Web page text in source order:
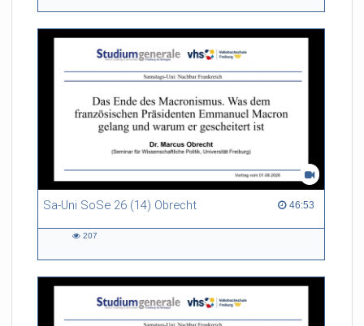
Sa-Uni SoSe 26 (14) Obrecht 46:53
46:53 duration
207